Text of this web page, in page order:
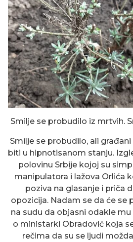
Smilje se probudilo iz mrtvih.
Smilje se probudilo, ali građani
biti u hipnotisanom stanju.
polovinu Srbije kojoj su
manipulatora i lažova Orlića
poziva na glasanje i priča
opozicija. Nadam se da će se
na sudu da objasni odakle mu
o ministarki Obradović koja
rečima da su se ljudi